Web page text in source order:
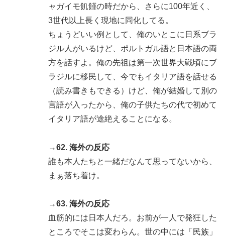
ャガイモ飢饉の時だから、さらに100年近く、
3世代以上長く現地に同化してる。
ちょうどいい例として、俺のいとこに日系ブラ
ジル人がいるけど、ポルトガル語と日本語の両
方を話すよ。俺の先祖は第一次世界大戦頃にブ
ラジルに移民して、今でもイタリア語を話せる
（読み書きもできる）けど、俺が結婚して別の
言語が入ったから、俺の子供たちの代で初めて
イタリア語が途絶えることになる。
→62. 海外の反応
誰も本人たちと一緒だなんて思ってないから、
まぁ落ち着け。
→63. 海外の反応
血筋的には日本人だろ。お前が一人で発狂した
ところでそこは変わらん。世の中には「民族」